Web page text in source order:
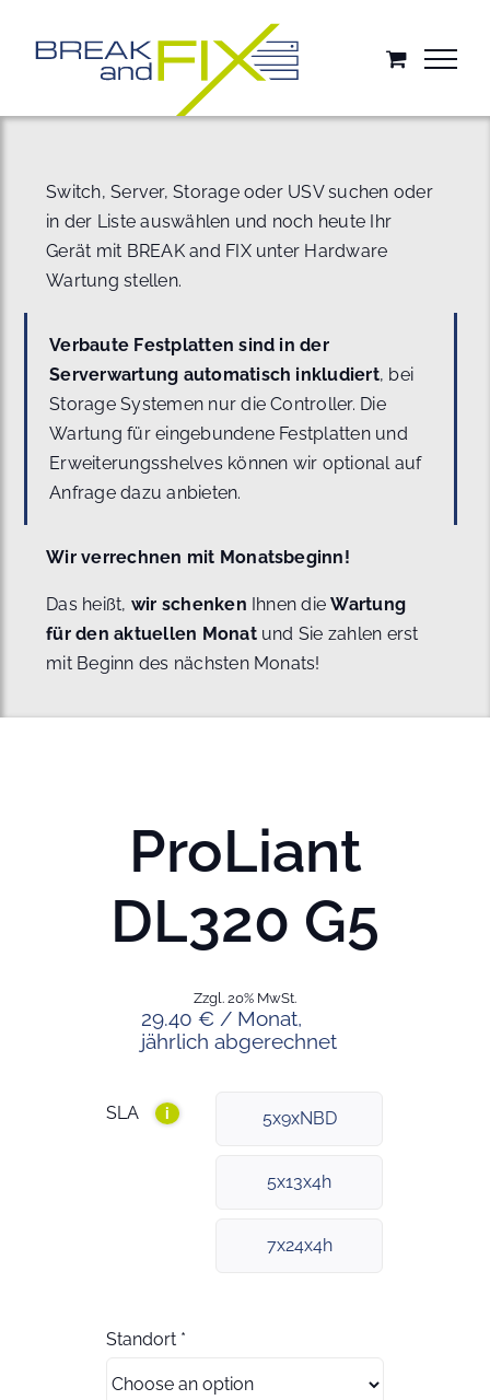
springen
Switch, Server, Storage oder USV suchen oder
in der Liste auswählen und noch heute Ihr
Gerät mit BREAK and FIX unter Hardware
Wartung stellen.
Verbaute Festplatten sind in der
Serverwartung automatisch inkludiert, bei
Storage Systemen nur die Controller. Die
Wartung für eingebundene Festplatten und
Erweiterungsshelves können wir optional auf
Anfrage dazu anbieten.
Wir verrechnen mit Monatsbeginn!
Das heißt, wir schenken Ihnen dieWartung
für den aktuellen Monat und Sie zahlen erst
mit Beginn des nächsten Monats!
ProLiant
DL320 G5
29.40 € / Monat,
jährlich abgerechnet
Zzgl. 20% MwSt.
SLA i 5x9xNBD
5x13x4h
7x24x4h
Standort *